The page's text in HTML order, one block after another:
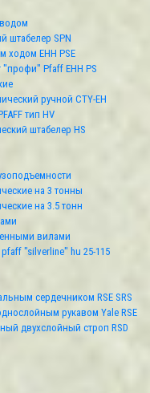
штабелер SPN
ходом EHH PSE
Pfaff EHH PS
ручной CTY-EH
тип HV
штабелер HS
на 3 тонны
на 3.5 тонн
вилами
"silverline" hu 25-115
сердечником RSE SRS
рукавом Yale RSЕ
двухслойный строп RSD